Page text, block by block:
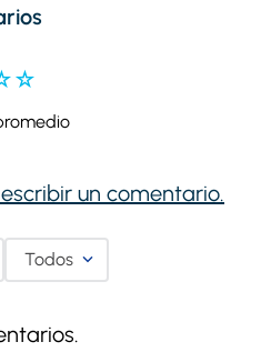
☆
un comentario.
Todos